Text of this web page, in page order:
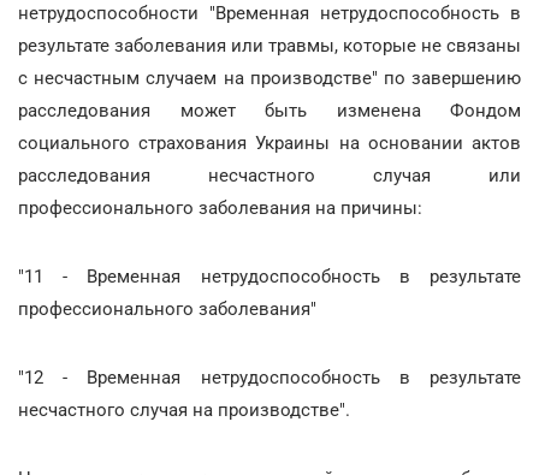
нетрудоспособности "Временная нетрудоспособность в
результате заболевания или травмы, которые не связаны
с несчастным случаем на производстве" по завершению
расследования может быть изменена Фондом
социального страхования Украины на основании актов
расследования несчастного случая или
профессионального заболевания на причины:
"11 - Временная нетрудоспособность в результате
профессионального заболевания"
"12 - Временная нетрудоспособность в результате
несчастного случая на производстве".